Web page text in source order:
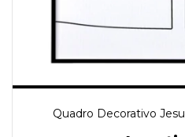
Quadro Decorativo